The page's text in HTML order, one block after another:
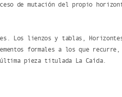
de mutación del propio
lienzos y tablas,
formales a los que
pieza titulada La Caída.